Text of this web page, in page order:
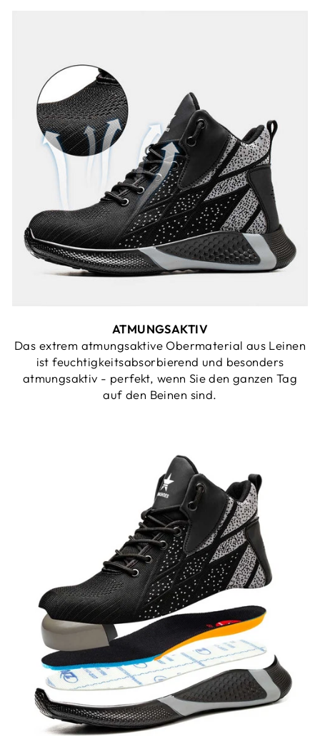
ATMUNGSAKTIV
Das extrem atmungsaktive Obermaterial aus Leinen
ist feuchtigkeitsabsorbierend und besonders
atmungsaktiv - perfekt, wenn Sie den ganzen Tag
auf den Beinen sind.